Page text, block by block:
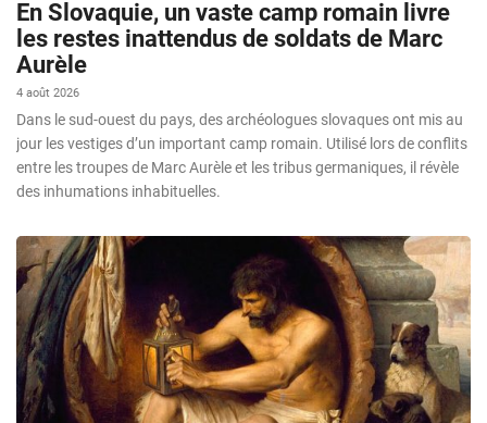
En Slovaquie, un vaste camp romain livre
les restes inattendus de soldats de Marc
Aurèle
4 août 2026
Dans le sud-ouest du pays, des archéologues slovaques ont mis au
jour les vestiges d’un important camp romain. Utilisé lors de conflits
entre les troupes de Marc Aurèle et les tribus germaniques, il révèle
des inhumations inhabituelles.